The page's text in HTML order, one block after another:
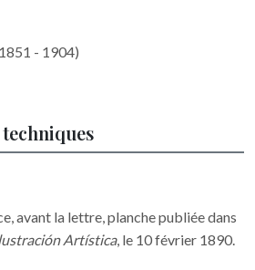
- 1904)
avant la lettre, planche publiée dans
Artística, le 10 février 1890.